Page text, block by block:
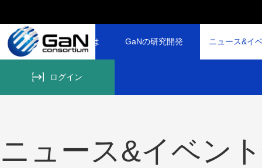
GaNコンソーシアムとは GaNの研究開発 ニュース&イ
ログイン
ニュース&イベン